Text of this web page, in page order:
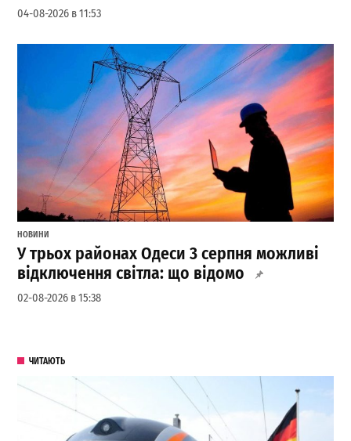
04-08-2026 в 11:53
НОВИНИ
У трьох районах Одеси 3 серпня можливі
відключення світла: що відомо
02-08-2026 в 15:38
ЧИТАЮТЬ